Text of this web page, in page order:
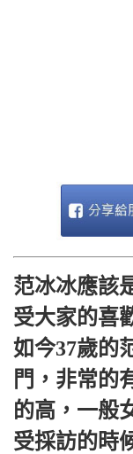
范冰冰應該
受大家的喜
如今37歲的
門，非常的
的高，一般
受採訪的時